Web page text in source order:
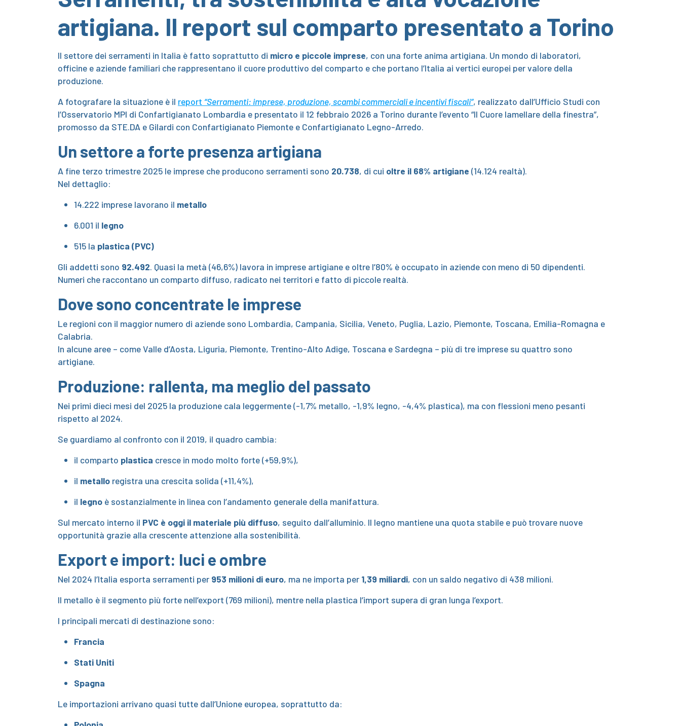
artigiana. Il report sul comparto presentato a Torino
Il settore dei serramenti in Italia è fatto soprattutto di micro e piccole imprese, con una forte anima artigiana. Un mondo di laboratori,
officine e aziende familiari che rappresentano il cuore produttivo del comparto e che portano l’Italia ai vertici europei per valore della
produzione.
A fotografare la situazione è il report “Serramenti: imprese, produzione, scambi commerciali e incentivi fiscali”, realizzato dall’Ufficio Studi con
l’Osservatorio MPI di Confartigianato Lombardia e presentato il 12 febbraio 2026 a Torino durante l’evento “Il Cuore lamellare della finestra”,
promosso da STE.DA e Gilardi con Confartigianato Piemonte e Confartigianato Legno-Arredo.
Un settore a forte presenza artigiana
A fine terzo trimestre 2025 le imprese che producono serramenti sono 20.738, di cui oltre il 68% artigiane (14.124 realtà).
Nel dettaglio:
14.222 imprese lavorano il metallo
6.001 il legno
515 la plastica (PVC)
Gli addetti sono 92.492. Quasi la metà (46,6%) lavora in imprese artigiane e oltre l’80% è occupato in aziende con meno di 50 dipendenti.
Numeri che raccontano un comparto diffuso, radicato nei territori e fatto di piccole realtà.
Dove sono concentrate le imprese
Le regioni con il maggior numero di aziende sono Lombardia, Campania, Sicilia, Veneto, Puglia, Lazio, Piemonte, Toscana, Emilia-Romagna e
Calabria.
In alcune aree – come Valle d’Aosta, Liguria, Piemonte, Trentino-Alto Adige, Toscana e Sardegna – più di tre imprese su quattro sono
artigiane.
Produzione: rallenta, ma meglio del passato
Nei primi dieci mesi del 2025 la produzione cala leggermente (-1,7% metallo, -1,9% legno, -4,4% plastica), ma con flessioni meno pesanti
rispetto al 2024.
Se guardiamo al confronto con il 2019, il quadro cambia:
il comparto plastica cresce in modo molto forte (+59,9%),
il metallo registra una crescita solida (+11,4%),
il legno è sostanzialmente in linea con l’andamento generale della manifattura.
Sul mercato interno il PVC è oggi il materiale più diffuso, seguito dall’alluminio. Il legno mantiene una quota stabile e può trovare nuove
opportunità grazie alla crescente attenzione alla sostenibilità.
Export e import: luci e ombre
Nel 2024 l’Italia esporta serramenti per 953 milioni di euro, ma ne importa per 1,39 miliardi, con un saldo negativo di 438 milioni.
Il metallo è il segmento più forte nell’export (769 milioni), mentre nella plastica l’import supera di gran lunga l’export.
I principali mercati di destinazione sono:
Francia
Stati Uniti
Spagna
Le importazioni arrivano quasi tutte dall’Unione europea, soprattutto da: